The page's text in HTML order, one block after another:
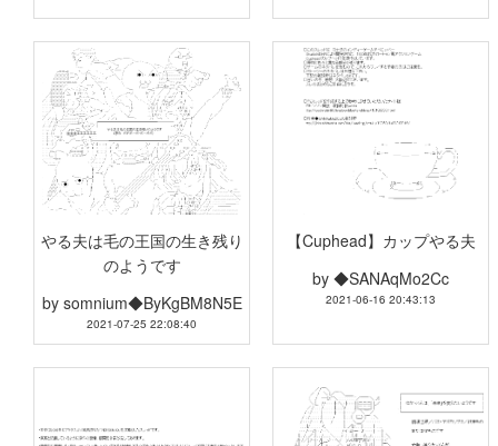
やる夫は毛の王国の生き残り
のようです
by somnium◆ByKgBM8N5E
2021-07-25 22:08:40
【Cuphead】カップやる夫
by ◆SANAqMo2Cc
2021-06-16 20:43:13